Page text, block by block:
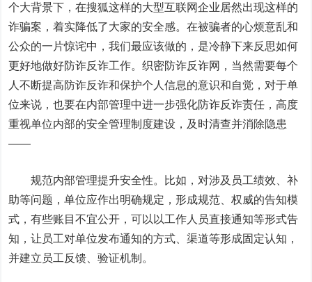
个大背景下，在搜狐这样的大型互联网企业居然出现这样的
诈骗案，着实降低了大家的安全感。在被骗者的心烦意乱和
公众的一片惊诧中，我们最应该做的，是冷静下来反思如何
更好地做好防诈反诈工作。织密防诈反诈网，当然需要每个
人不断提高防诈反诈和保护个人信息的意识和自觉，对于单
位来说，也要在内部管理中进一步强化防诈反诈责任，高度
重视单位内部的安全管理制度建设，及时清查并消除隐患
——
规范内部管理提升安全性。比如，对涉及员工绩效、补
助等问题，单位应作出明确规定，形成规范、权威的告知模
式，有些账目不宜公开，可以以工作人员直接通知等形式告
知，让员工对单位发布通知的方式、渠道等形成固定认知，
并建立员工反馈、验证机制。